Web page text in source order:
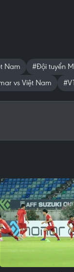
Nam #Đội tuyển
vs Việt Nam